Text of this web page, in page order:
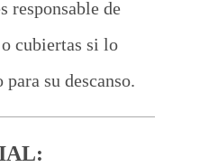
responsable de
cubiertas si lo
su descanso.